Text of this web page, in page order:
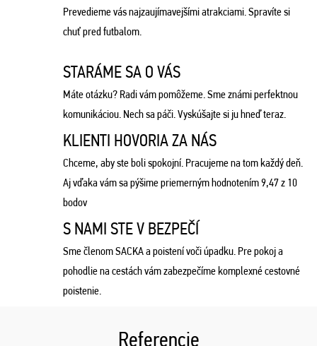
Prevedieme vás najzaujímavejšími atrakciami. Spravíte si
chuť pred futbalom.
STARÁME SA O VÁS
Máte otázku? Radi vám pomôžeme. Sme známi perfektnou
komunikáciou. Nech sa páči. Vyskúšajte si ju hneď teraz.
KLIENTI HOVORIA ZA NÁS
Chceme, aby ste boli spokojní. Pracujeme na tom každý deň.
Aj vďaka vám sa pýšime priemerným hodnotením 9,47 z 10
bodov
S NAMI STE V BEZPEČÍ
Sme členom SACKA a poistení voči úpadku. Pre pokoj a
pohodlie na cestách vám zabezpečíme komplexné cestovné
poistenie.
Referencie